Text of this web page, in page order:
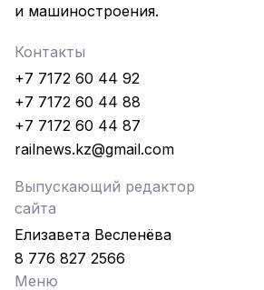
и машиностроения.
Контакты
+7 7172 60 44 92
+7 7172 60 44 88
+7 7172 60 44 87
railnews.kz@gmail.com
Выпускающий редактор
сайта
Елизавета Весленёва
8 776 827 2566
Меню